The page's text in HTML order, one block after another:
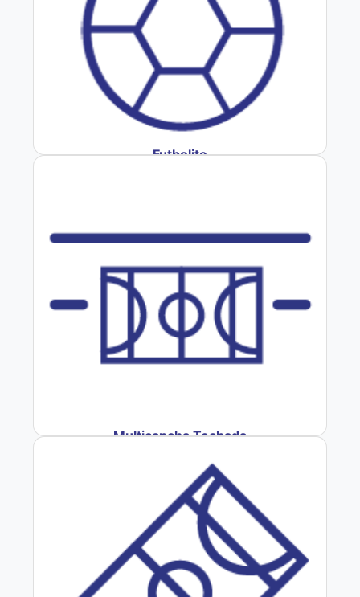
Futbolito
Multicancha Techada